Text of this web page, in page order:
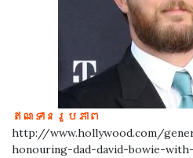
ឥណទានរូបភាព
http://www.hollywood.com/
honouring-dad-david-bowie-